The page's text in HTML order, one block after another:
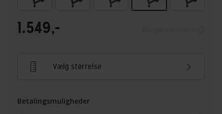
1.549,-
Vælg størrelse
Betalingsmuligheder